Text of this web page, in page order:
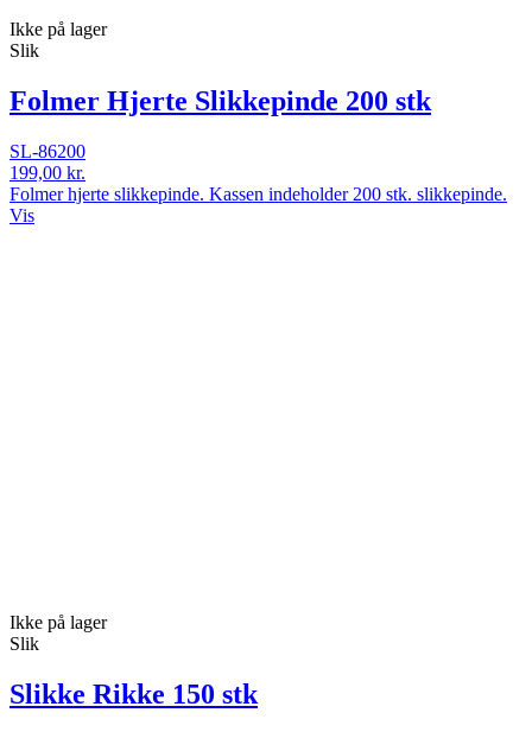
Ikke på lager
Slik
Folmer Hjerte Slikkepinde 200 stk
SL-86200
199,00 kr.
Folmer hjerte slikkepinde. Kassen indeholder 200 stk. slikkepinde.
Vis
Ikke på lager
Slik
Slikke Rikke 150 stk